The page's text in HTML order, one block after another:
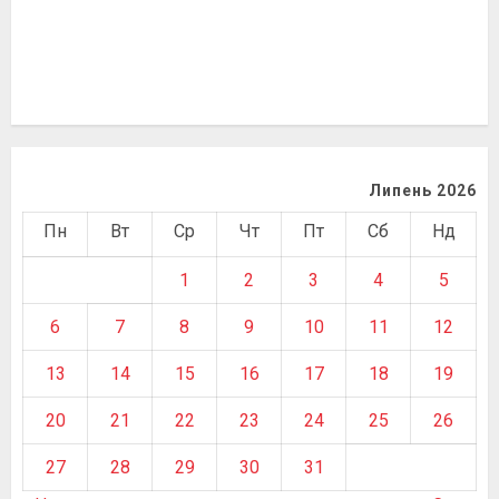
Липень 2026
Пн Вт Ср Чт Пт Сб Нд
1 2 3 4 5
6 7 8 9 10 11 12
13 14 15 16 17 18 19
20 21 22 23 24 25 26
27 28 29 30
31